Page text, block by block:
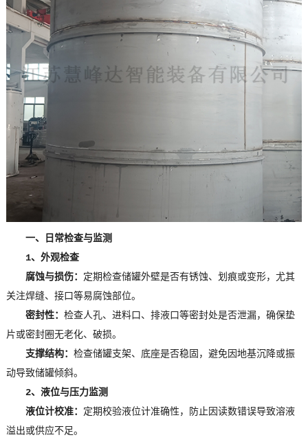
一、日常检查与监测
1、外观检查
腐蚀与损伤： 定期检查储罐外壁是否有锈蚀、划痕或变形，尤其
关注焊缝、接口等易腐蚀部位。
密封性： 检查人孔、进料口、排液口等密封处是否泄漏，确保垫
片或密封圈无老化、破损。
支撑结构： 检查储罐支架、底座是否稳固，避免因地基沉降或振
动导致储罐倾斜。
2、液位与压力监测
液位计校准： 定期校验液位计准确性，防止因读数错误导致溶液
溢出或供应不足。